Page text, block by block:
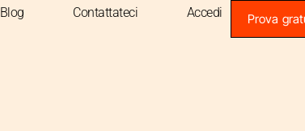
Blog Contattateci Accedi Prova